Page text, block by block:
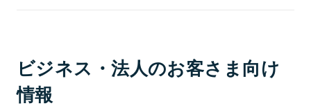
ビジネス・法人のお客さま向け
情報